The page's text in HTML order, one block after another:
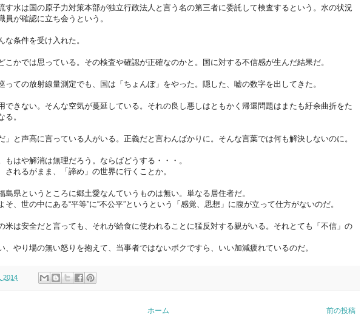
す水は国の原子力対策本部が独立行政法人と言う名の第三者に委託して検査するという。水の状況
員が確認に立ち会うという。
な条件を受け入れた。
こかでは思っている。その検査や確認が正確なのかと。国に対する不信感が生んだ結果だ。
っての放射線量測定でも、国は「ちょんぼ」をやった。隠した、嘘の数字を出してきた。
できない。そんな空気が蔓延している。それの良し悪しはともかく帰還問題はまたも紆余曲折をた
る。
」と声高に言っている人がいる。正義だと言わんばかりに。そんな言葉では何も解決しないのに。
もはや解消は無理だろう。ならばどうする・・・。
されるがまま、「諦め」の世界に行くことか。
島県というところに郷土愛なんていうものは無い。単なる居住者だ。
そ、世の中にある“平等”に“不公平”というという「感覚、思想」に腹が立って仕方がないのだ。
米は安全だと言っても、それが給食に使われることに猛反対する親がいる。それとても「不信」の
、やり場の無い怒りを抱えて、当事者ではないボクですら、いい加減疲れているのだ。
2014
前の投稿
ホーム